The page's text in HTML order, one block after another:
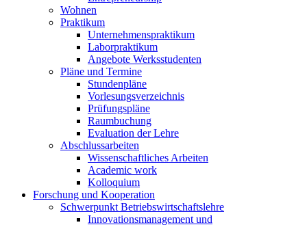
Wohnen
Praktikum
Unternehmenspraktikum
Laborpraktikum
Angebote Werksstudenten
Pläne und Termine
Stundenpläne
Vorlesungsverzeichnis
Prüfungspläne
Raumbuchung
Evaluation der Lehre
Abschlussarbeiten
Wissenschaftliches Arbeiten
Academic work
Kolloquium
Forschung und Kooperation
Schwerpunkt Betriebswirtschaftslehre
Innovationsmanagement und